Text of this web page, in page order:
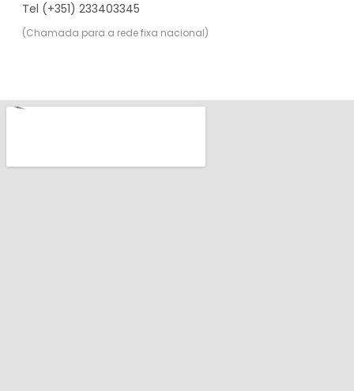
Tel (+351) 233403345
(Chamada para a rede fixa nacional)